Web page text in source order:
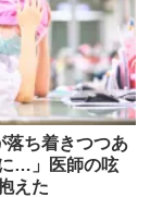
落ち着きつつあ
…」医師の呟
えた